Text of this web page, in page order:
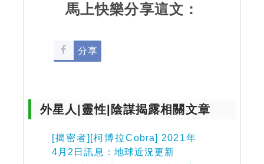
馬上快樂分享這文：
分享
外星人|靈性|陰謀揭露相關文章
[揭密者][柯博拉Cobra] 2021年
4月2日訊息：地球近況更新